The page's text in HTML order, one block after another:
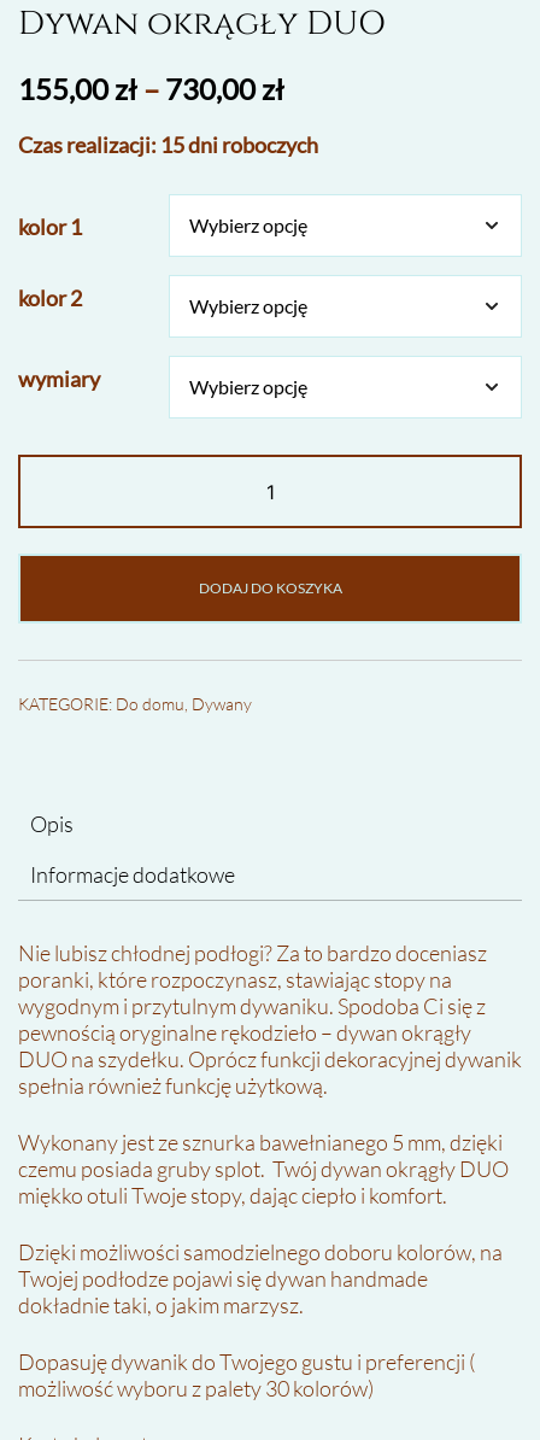
Dywan okrągły DUO
155,00zł – 730,00zł
Czas realizacji: 15 dni roboczych
kolor 1
kolor 2
wymiary
Dywan
okrągły
DUO
DODAJ DO KOSZYKA
KATEGORIE: Do domu Dywany
Opis
Informacje dodatkowe
Nie lubisz chłodnej podłogi? Za to bardzo doceniasz
poranki, które rozpoczynasz, stawiając stopy na
wygodnym i przytulnym dywaniku. Spodoba Ci się z
pewnością oryginalne rękodzieło – dywan okrągły
DUO na szydełku. Oprócz funkcji dekoracyjnej dywanik
spełnia również funkcję użytkową.
Wykonany jest ze sznurka bawełnianego 5 mm, dzięki
czemu posiada gruby splot. Twój dywan okrągły DUO
miękko otuli Twoje stopy, dając ciepło i komfort.
Dzięki możliwości samodzielnego doboru kolorów, na
Twojej podłodze pojawi się dywan handmade
dokładnie taki, o jakim marzysz.
Dopasuję dywanik do Twojego gustu i preferencji (
możliwość wyboru z palety 30 kolorów)